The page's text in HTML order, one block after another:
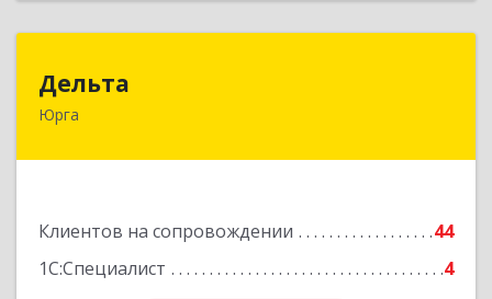
Дельта
Юрга
Клиентов на сопровождении
44
1С:Специалист
4